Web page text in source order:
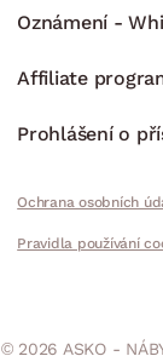
Oznámení -
Affiliate
Prohlášení o
Ochrana osobních
Pravidla používání
© 2026 ASKO -